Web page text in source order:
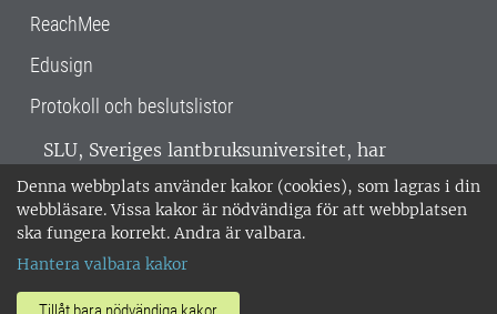
Denna webbplats använder kakor (cookies), som lagras i din
webbläsare. Vissa kakor är nödvändiga för att webbplatsen
ska fungera korrekt. Andra är valbara.
Hantera valbara kakor
ReachMee
Edusign
Protokoll och beslutslistor
SLU, Sveriges lantbruksuniversitet, har
verksamhet över hela Sverige. Huvudorter är
Alnarp, Uppsala och Umeå.SLU är
miljöcertifierat enligt ISO 14001. •
018-67 10 00 • Org nr: 202100-2817 •
Om SLU:s webbplatser